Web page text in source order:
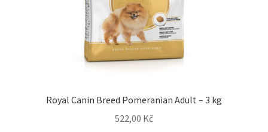
Royal Canin Breed Pomeranian Adult – 3 kg
522,00 Kč